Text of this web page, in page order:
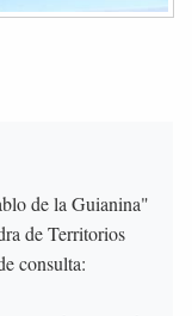
de la Guianina"
de Territorios
consulta: